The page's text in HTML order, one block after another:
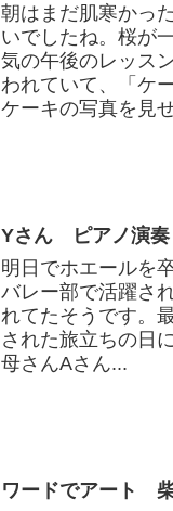
朝はまだ肌寒かっ
いでしたね。桜が
気の午後のレッス
われていて、「ケ
ケーキの写真を見
Yさん ピアノ演
明日でホエールを
バレー部で活躍さ
れてたそうです。
された旅立ちの日
母さんAさん...
ワードでアート